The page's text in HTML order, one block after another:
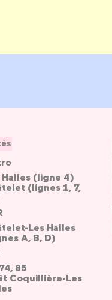
Halles (ligne 4)
(lignes 1, 7,
Les Halles
A, B, D)
85
Coquillière-Les